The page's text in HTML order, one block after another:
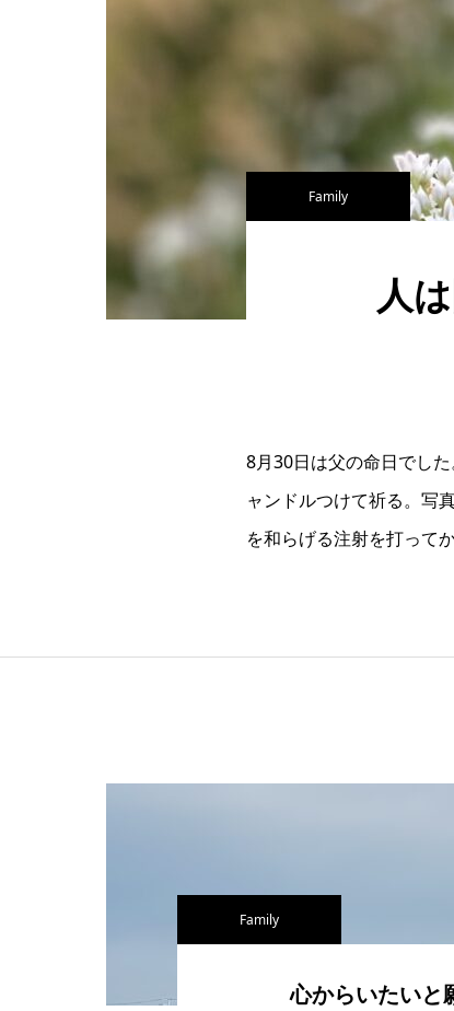
Family
人
8月30日は父の命日でし
ャンドルつけて祈る。写
を和らげる注射を打って
Family
心からいたいと